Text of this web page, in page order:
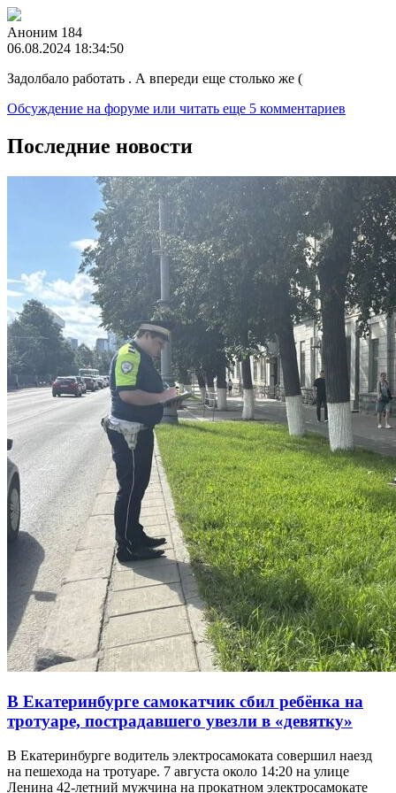
Аноним 184
06.08.2024 18:34:50
Задолбало работать . А впереди еще столько же (
Обсуждение на форуме или читать еще 5 комментариев
Последние новости
В Екатеринбурге самокатчик сбил ребёнка на
тротуаре, пострадавшего увезли в «девятку»
В Екатеринбурге водитель электросамоката совершил наезд
на пешехода на тротуаре. 7 августа около 14:20 на улице
Ленина 42-летний мужчина на прокатном электросамокате